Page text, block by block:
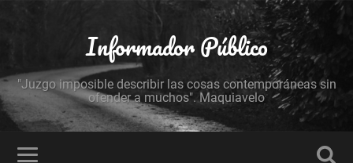
Informador Público
"Juzgo imposible describir las cosas contemporáneas sin
ofender a muchos". Maquiavelo